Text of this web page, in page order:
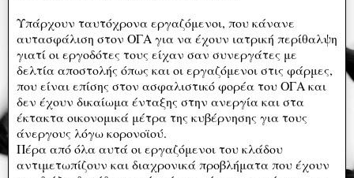
Υπάρχουν ταυτόχρονα εργαζόμενοι, που κάνανε
αυτασφάλιση στον ΟΓΑ για να έχουν ιατρική περίθαλψη
γιατί οι εργοδότες τους είχαν σαν συνεργάτες με
δελτία αποστολής όπως και οι εργαζόμενοι στις φάρμες,
που είναι επίσης στον ασφαλιστικό φορέα του ΟΓΑ και
δεν έχουν δικαίωμα ένταξης στην ανεργία και στα
έκτακτα οικονομικά μέτρα της κυβέρνησης για τους
άνεργους λόγω κορονοϊού.
Πέρα από όλα αυτά οι εργαζόμενοι του κλάδου
αντιμετωπίζουν και διαχρονικά προβλήματα που έχουν